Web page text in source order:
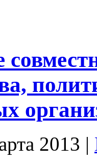
2013 |